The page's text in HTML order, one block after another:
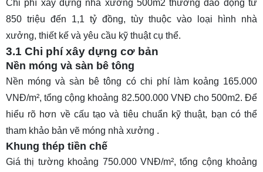
Chi phí xây dựng nhà xưởng 500m2 thường dao động từ
850 triệu đến 1,1 tỷ đồng, tùy thuộc vào loại hình nhà
xưởng, thiết kế và yêu cầu kỹ thuật cụ thể.
3.1 Chi phí xây dựng cơ bản
Nền móng và sàn bê tông
Nền móng và sàn bê tông có chi phí làm koảng 165.000
VNĐ/m², tổng cộng khoảng 82.500.000 VNĐ cho 500m2. Để
hiểu rõ hơn về cấu tạo và tiêu chuẩn kỹ thuật, bạn có thể
tham khảo bản vẽ móng nhà xưởng .
Khung thép tiền chế
Giá thị tường khoảng 750.000 VNĐ/m², tổng cộng khoảng